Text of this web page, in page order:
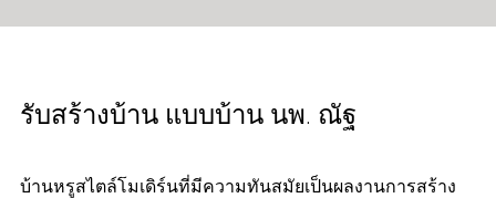
รับสร้างบ้าน แบบบ้าน นพ. ณัฐ
บ้านหรูสไตล์โมเดิร์นที่มีความทันสมัยเป็นผลงานการสร้าง